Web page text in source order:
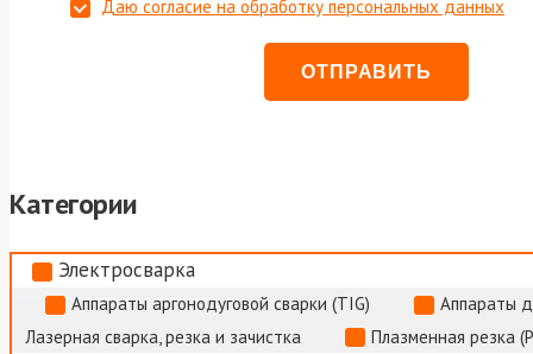
Даю согласие на обработку персональных данных
Категории
Электросварка
Аппараты аргонодуговой сварки (TIG)
Аппараты
Лазерная сварка, резка и зачистка
Плазменная резка